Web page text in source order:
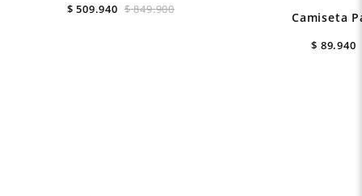
$ 849.900
$ 509.940
Camiseta
$ 89.940